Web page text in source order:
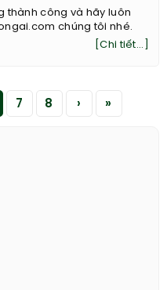
thành công và hãy luôn
chúng tôi nhé.
[Chi tiết...]
7 8 › »